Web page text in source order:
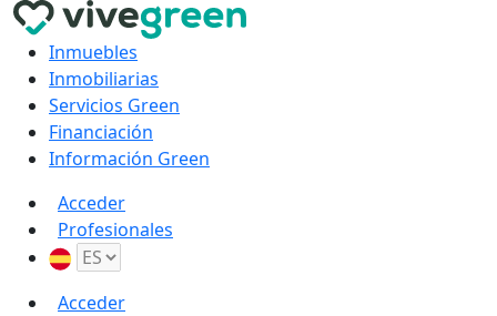
Inmuebles
Inmobiliarias
Servicios Green
Financiación
Información Green
Acceder
Profesionales
Acceder